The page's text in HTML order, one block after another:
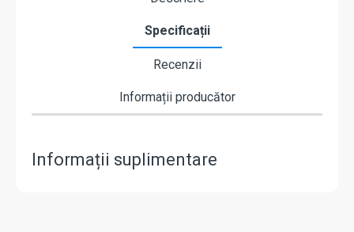
Specificații
Recenzii
Informații producător
Informații suplimentare